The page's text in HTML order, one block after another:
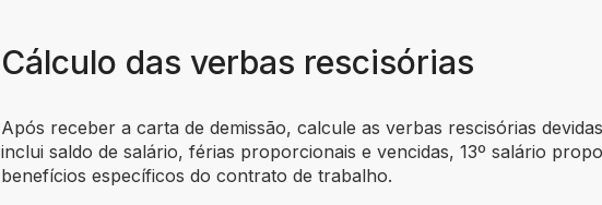
Cálculo das verbas rescisórias
Após receber a carta de demissão, calcule as verbas rescisórias
inclui saldo de salário, férias proporcionais e vencidas, 13º salário
benefícios específicos do contrato de trabalho.